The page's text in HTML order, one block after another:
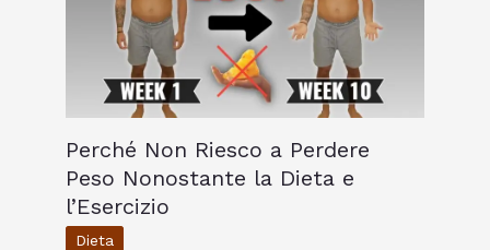
Perché Non Riesco a Perdere
Peso Nonostante la Dieta e
l’Esercizio
Dieta